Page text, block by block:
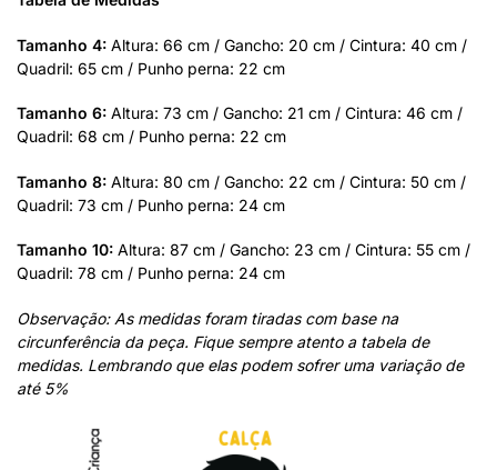
Tamanho 4: Altura: 66 cm / Gancho: 20 cm / Cintura: 40 cm /
Quadril: 65 cm / Punho perna: 22 cm
Tamanho 6: Altura: 73 cm / Gancho: 21 cm / Cintura: 46 cm /
Quadril: 68 cm / Punho perna: 22 cm
Tamanho 8: Altura: 80 cm / Gancho: 22 cm / Cintura: 50 cm /
Quadril: 73 cm / Punho perna: 24 cm
Tamanho 10: Altura: 87 cm / Gancho: 23 cm / Cintura: 55 cm /
Quadril: 78 cm / Punho perna: 24 cm
Observação: As medidas foram tiradas com base na
circunferência da peça. Fique sempre atento a tabela de
medidas. Lembrando que elas podem sofrer uma variação de
até 5%